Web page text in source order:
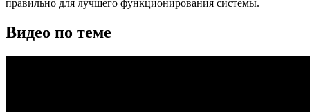
правильно для лучшего функционирования системы.
Видео по теме